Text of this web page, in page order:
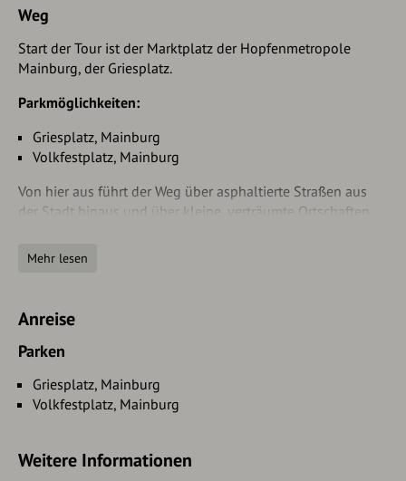
Weg
Start der Tour ist der Marktplatz der Hopfenmetropole
Mainburg, der Griesplatz.
Parkmöglichkeiten:
Griesplatz, Mainburg
Volkfestplatz, Mainburg
Von hier aus führt der Weg über asphaltierte Straßen aus
der Stadt hinaus und über kleine, verträumte Ortschaften
Über die idyllisch gelegenen Orte Niederumelsdorf und
verläuft.
Im Abenstal folgt der Radweg dem Verlauf des Flüsschens
Schloss Ratzenhofen gelegene Biergarten ist leider nicht
barrierefrei gestaltet
Mehr lesen
Anreise
Parken
Griesplatz, Mainburg
Volkfestplatz, Mainburg
Weitere Informationen